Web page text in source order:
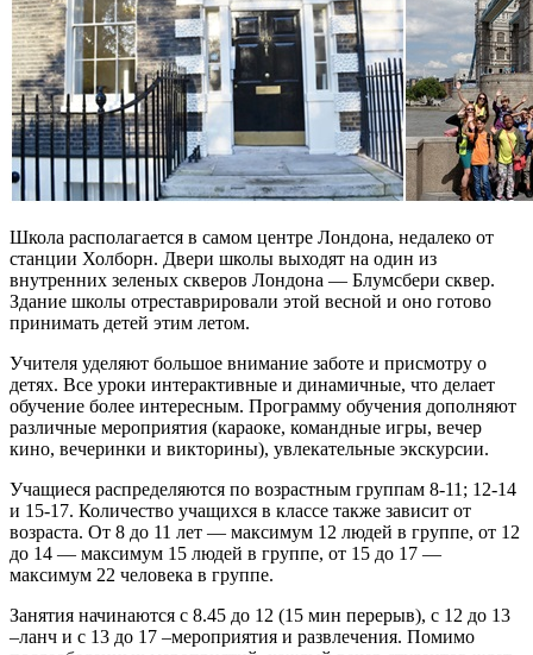
Школа располагается в самом центре Лондона, недалеко от
станции Холборн. Двери школы выходят на один из
внутренних зеленых скверов Лондона — Блумсбери сквер.
Здание школы отреставрировали этой весной и оно готово
принимать детей этим летом.
Учителя уделяют большое внимание заботе и присмотру о
детях. Все уроки интерактивные и динамичные, что делает
обучение более интересным. Программу обучения дополняют
различные мероприятия (караоке, командные игры, вечер
кино, вечеринки и викторины), увлекательные экскурсии.
Учащиеся распределяются по возрастным группам 8-11; 12-14
и 15-17. Количество учащихся в классе также зависит от
возраста. От 8 до 11 лет — максимум 12 людей в группе, от 12
до 14 — максимум 15 людей в группе, от 15 до 17 —
максимум 22 человека в группе.
Занятия начинаются с 8.45 до 12 (15 мин перерыв), с 12 до 13
–ланч и с 13 до 17 –мероприятия и развлечения. Помимо